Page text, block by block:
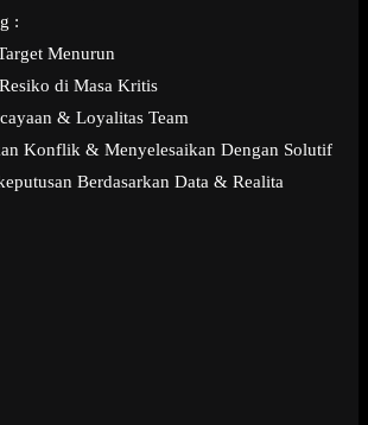
:
Menurun
di Masa Kritis
& Loyalitas Team
Konflik & Menyelesaikan Dengan Solutif
Berdasarkan Data & Realita